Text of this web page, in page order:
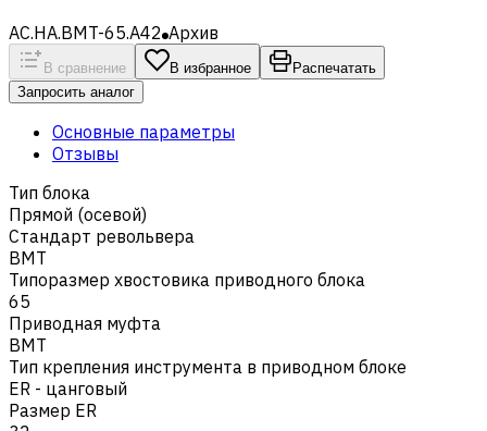
AC.HA.BMT-65.A42 Архив
В сравнение В избранное
Распечатать
Запросить аналог
Основные параметры
Отзывы
Тип блока
Прямой (осевой)
Стандарт револьвера
BMT
Типоразмер хвостовика приводного блока
65
Приводная муфта
BMT
Тип крепления инструмента в приводном блоке
ER - цанговый
Размер ER